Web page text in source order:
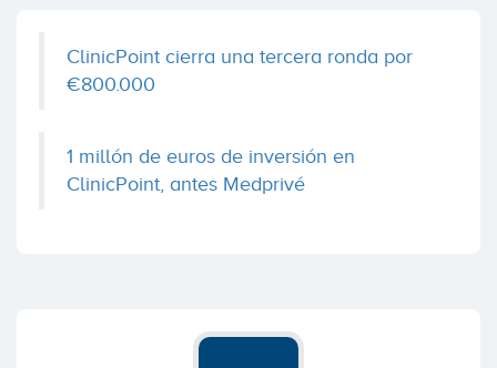
ClinicPoint cierra una tercera ronda por
€800.000
1 millón de euros de inversión en
ClinicPoint, antes Medprivé